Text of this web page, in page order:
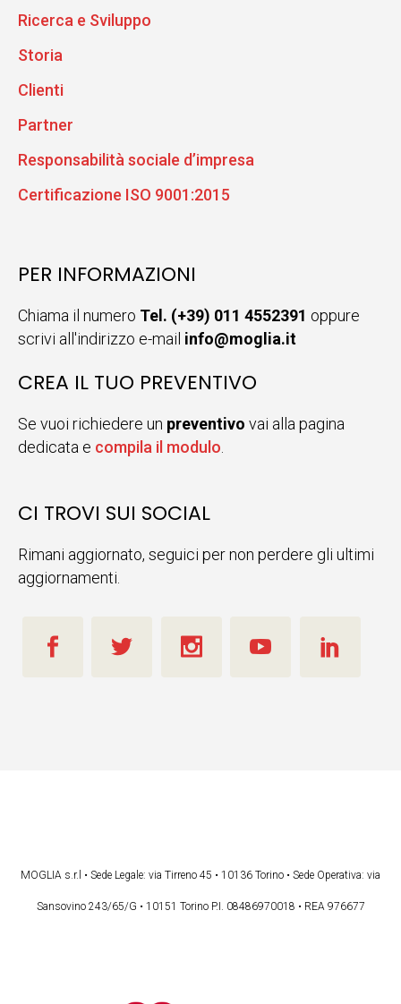
Ricerca e Sviluppo
Storia
Clienti
Partner
Responsabilità sociale d’impresa
Certificazione ISO 9001:2015
PER INFORMAZIONI
Chiama il numero Tel. (+39) 011 4552391 oppure
scrivi all'indirizzo e-mail info@moglia.it
CREA IL TUO PREVENTIVO
Se vuoi richiedere un preventivo vai alla pagina
dedicata e compila il modulo
CI TROVI SUI SOCIAL
Rimani aggiornato, seguici per non perdere gli ultimi
aggiornamenti.
MOGLIA s.r.l • Sede Legale: via Tirreno 45 • 10136 Torino • Sede Operativa: via
Sansovino 243/65/G • 10151 Torino P.I. 08486970018 • REA 976677